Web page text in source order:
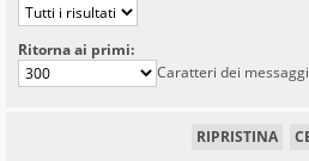
Ritorna ai primi:
Caratteri dei messaggi